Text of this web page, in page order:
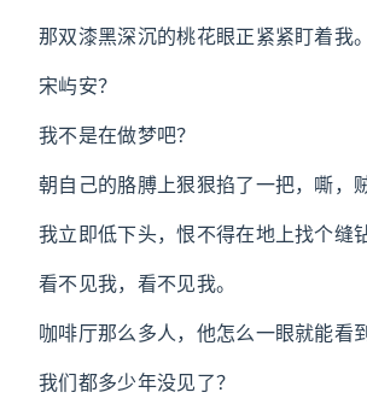
那双漆黑深沉的桃花眼正紧紧盯着我。
宋屿安？
我不是在做梦吧？
朝自己的胳膊上狠狠掐了一把，嘶，
我立即低下头，恨不得在地上找个缝
看不见我，看不见我。
咖啡厅那么多人，他怎么一眼就能看
我们都多少年没见了？